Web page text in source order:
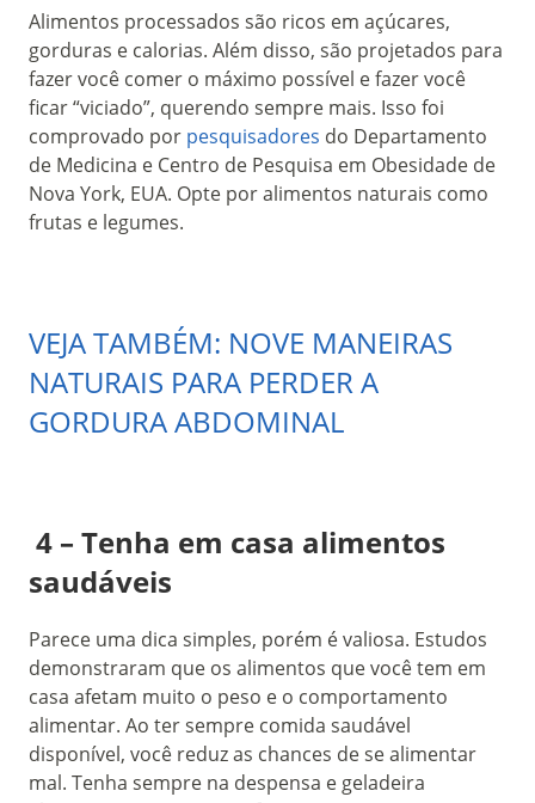
Alimentos processados são ricos em açúcares,
gorduras e calorias. Além disso, são projetados para
fazer você comer o máximo possível e fazer você
ficar “viciado”, querendo sempre mais. Isso foi
comprovado por pesquisadores do Departamento
de Medicina e Centro de Pesquisa em Obesidade de
Nova York, EUA. Opte por alimentos naturais como
frutas e legumes.
VEJA TAMBÉM: NOVE MANEIRAS
NATURAIS PARA PERDER A
GORDURA ABDOMINAL
4 – Tenha em casa alimentos
saudáveis
Parece uma dica simples, porém é valiosa. Estudos
demonstraram que os alimentos que você tem em
casa afetam muito o peso e o comportamento
alimentar. Ao ter sempre comida saudável
disponível, você reduz as chances de se alimentar
mal. Tenha sempre na despensa e geladeira